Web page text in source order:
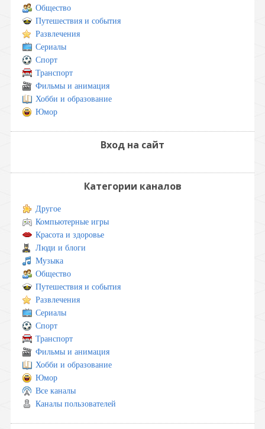
Общество
Путешествия и события
Развлечения
Сериалы
Спорт
Транспорт
Фильмы и анимация
Хобби и образование
Юмор
Вход на сайт
Категории каналов
Другое
Компьютерные игры
Красота и здоровье
Люди и блоги
Музыка
Общество
Путешествия и события
Развлечения
Сериалы
Спорт
Транспорт
Фильмы и анимация
Хобби и образование
Юмор
Все каналы
Каналы пользователей